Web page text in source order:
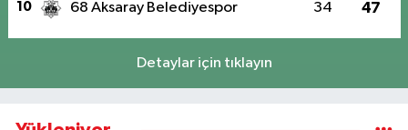
10 68 Aksaray Belediyespor 34 47
Detaylar için tıklayın